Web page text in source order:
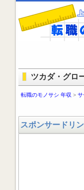
ツカダ・グロ
転職のモノサシ 年収 > サ
スポンサードリ